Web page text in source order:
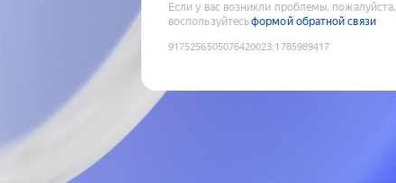
Если у вас возникли проблемы, пожалуйста,
воспользуйтесьформой обратной связи
9175256505076420023:1785989417